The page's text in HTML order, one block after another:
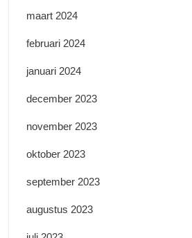
maart 2024
februari 2024
januari 2024
december 2023
november 2023
oktober 2023
september 2023
augustus 2023